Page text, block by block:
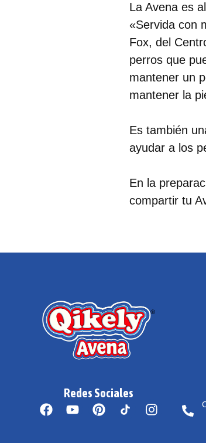
La Avena es
«Servida con
Fox, del
perros que
mantener un
mantener la
Es también
ayudar a los
En la
compartir tu
Redes Sociales